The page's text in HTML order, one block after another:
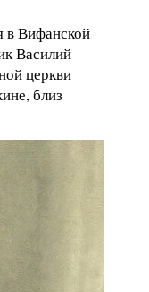
в Вифанской
Василий
церкви
близ